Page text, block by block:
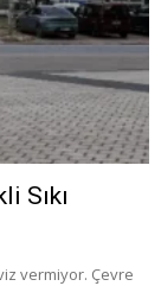
Sıkı
vermiyor. Çevre